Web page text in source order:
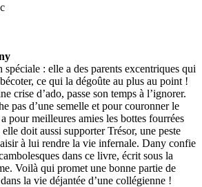
: elle a des parents excentriques qui
ce qui la dégoûte au plus au point !
crise d’ado, passe son temps à l’ignorer.
pas d’une semelle et pour couronner le
pour meilleures amies les bottes fourrées
doit aussi supporter Trésor, une peste
à lui rendre la vie infernale. Dany confie
dans ce livre, écrit sous la
Voilà qui promet une bonne partie de
la vie déjantée d’une collégienne !